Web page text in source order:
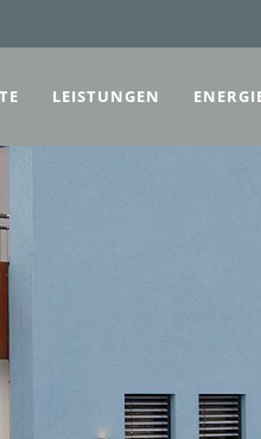
LEISTUNGEN